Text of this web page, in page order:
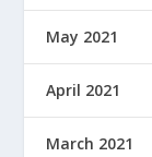
May 2021
April 2021
March 2021